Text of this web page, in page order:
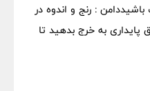
: رنج و اندوه در
پایداری به خرج بدهید تا